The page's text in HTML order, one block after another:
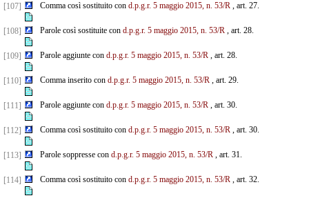
[107] Comma così sostituito con d.p.g.r. 5 maggio 2015, n. 53/R, art. 27.
[108] Parole così sostituite con d.p.g.r. 5 maggio 2015, n. 53/R, art. 28.
[109] Parole aggiunte con d.p.g.r. 5 maggio 2015, n. 53/R, art. 28.
[110] Comma inserito con d.p.g.r. 5 maggio 2015, n. 53/R, art. 29.
[111] Parole aggiunte con d.p.g.r. 5 maggio 2015, n. 53/R, art. 30.
[112] Comma così sostituito con d.p.g.r. 5 maggio 2015, n. 53/R, art. 30.
[113] Parole soppresse con d.p.g.r. 5 maggio 2015, n. 53/R, art. 31.
[114] Comma così sostituito con d.p.g.r. 5 maggio 2015, n. 53/R, art. 32.